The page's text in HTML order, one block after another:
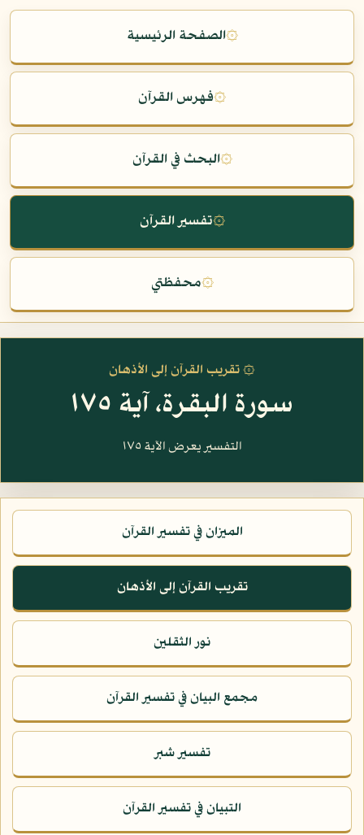
۞الصفحة الرئيسية
۞فهرس القرآن
۞البحث في القرآن
۞تفسير القرآن
۞محفظتي
۞ تقريب القرآن إلى الأذهان
سورة البقرة، آية ١٧٥
التفسير يعرض الآية ١٧٥
الميزان في تفسير القرآن
تقريب القرآن إلى الأذهان
نور الثقلين
مجمع البيان في تفسير القرآن
تفسير شبر
التبيان في تفسير القرآن